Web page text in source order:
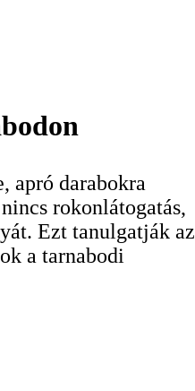
apró darabokra
rokonlátogatás,
Ezt tanulgatják az
a tarnabodi